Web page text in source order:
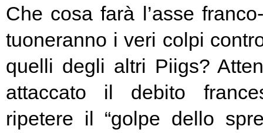
Che cosa farà l’asse
tuoneranno i veri colpi
quelli degli altri Piigs?
attaccato il debito
ripetere il “golpe dello